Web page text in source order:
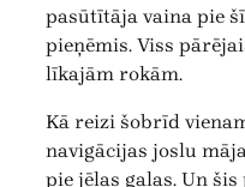
pasūtītāja vaina pie
pieņēmis. Viss
līkajām rokām.
Kā reizi šobrīd
navigācijas joslu
pie jēlas gaļas. Un